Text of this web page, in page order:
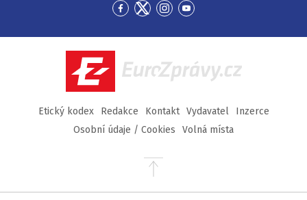
Přejít
Facebook
Přejít
Twitter
Přejít
Instagram
Přejít
YouTube
EuroZprávy.cz
Etický kodex Redakce Kontakt Vydavatel
Inzerce
Osobní údaje / Cookies
Volná místa
Přejít
stránky